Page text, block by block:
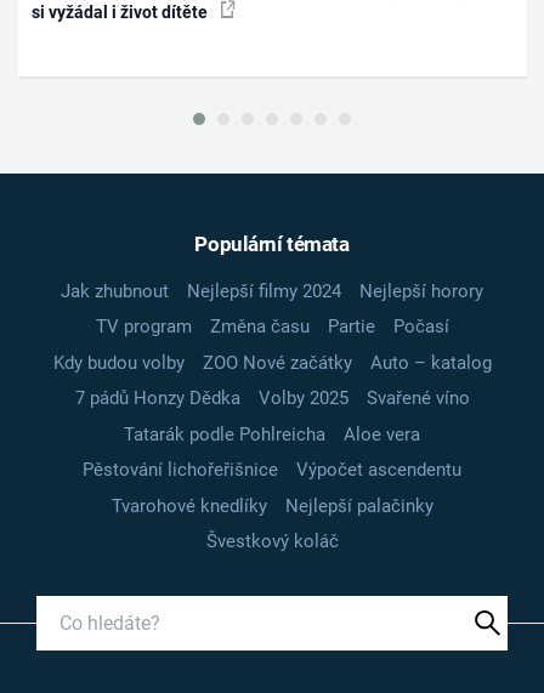
si vyžádal i život dítěte
Populární témata
Jak zhubnout Nejlepší filmy 2024
Nejlepší horory
TV program
Změna času Partie
Počasí
Kdy budou volby
ZOO Nové začátky
Auto – katalog
7 pádů Honzy Dědka
Volby 2025
Svařené víno
Tatarák podle Pohlreicha
Aloe vera
Pěstování lichořeřišnice
Výpočet ascendentu
Tvarohové knedlíky
Nejlepší palačinky
Švestkový koláč